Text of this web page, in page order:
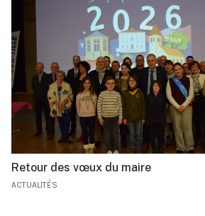
Retour des vœux du maire
ACTUALITÉS